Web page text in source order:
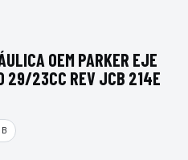
OEM PARKER EJE
29/23CC REV JCB 214E